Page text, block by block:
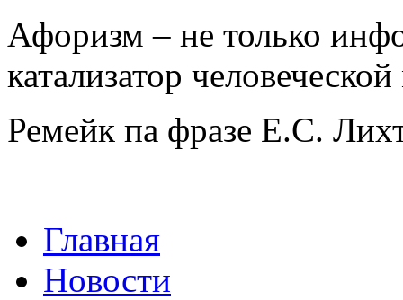
Афоризм – не только
катализатор
Ремейк па фразе Е.С.
Главная
Новости